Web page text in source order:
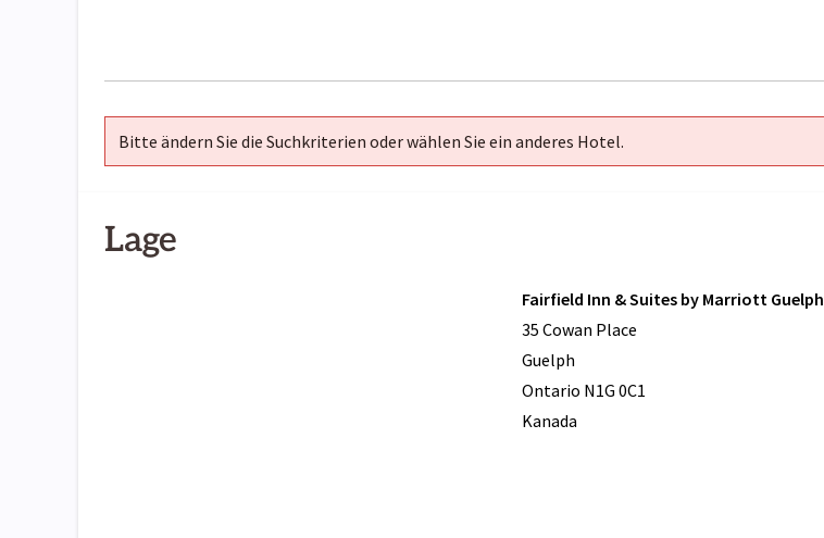
01-02
Bitte ändern Sie die Suchkriterien oder wählen Sie ein anderes Hotel.
Lage
Fairfield Inn & Suites by Marriott Guelph
35 Cowan Place
Guelph
Ontario N1G 0C1
Kanada